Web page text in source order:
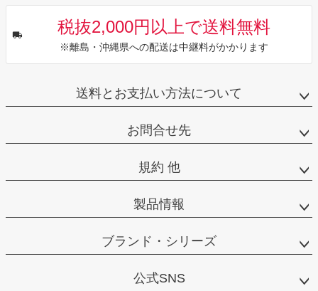
税抜2,000円以上で送料無料
※離島・沖縄県への配送は中継料がかかります
送料とお支払い方法について
お問合せ先
規約 他
製品情報
ブランド・シリーズ
公式SNS